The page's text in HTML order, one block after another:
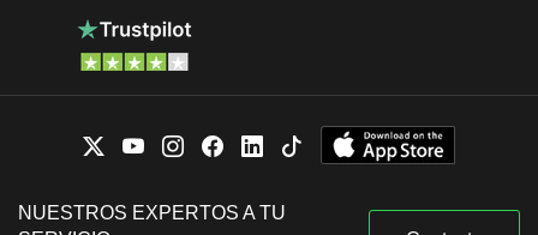
NUESTROS EXPERTOS A TU